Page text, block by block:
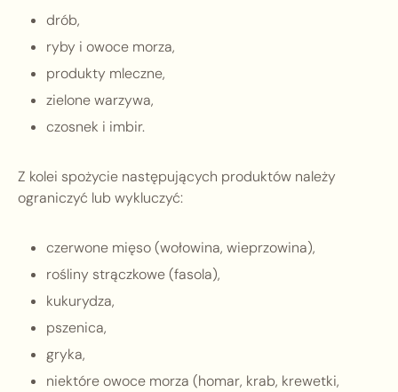
drób,
ryby i owoce morza,
produkty mleczne,
zielone warzywa,
czosnek i imbir.
Z kolei spożycie następujących produktów należy
ograniczyć lub wykluczyć:
czerwone mięso (wołowina, wieprzowina),
rośliny strączkowe (fasola),
kukurydza,
pszenica,
gryka,
niektóre owoce morza (homar, krab, krewetki,